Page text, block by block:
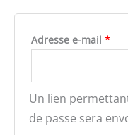
Adresse e-mail *
Un lien
de passe sera